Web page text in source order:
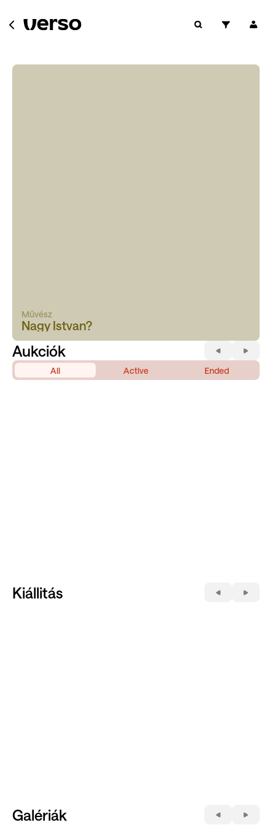
Művész
Nagy Istvan?
Aukciók
All Active Ended
Kiállitás
Galériák